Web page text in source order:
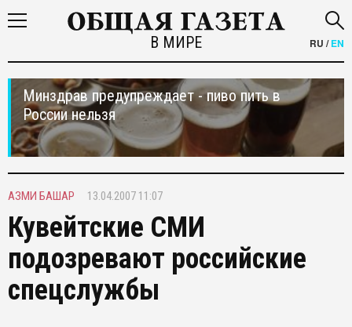
В МИРЕ RU /EN
Минздрав предупреждает - пиво пить в
России нельзя
АЗМИ БАШАР 13.04.2007 11:07
Кувейтские СМИ
подозревают российские
спецслужбы